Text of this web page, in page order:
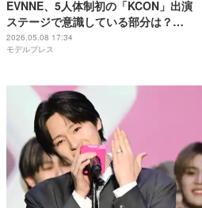
EVNNE、5人体制初の「KCON」出演
ステージで意識している部分は？
【KCON JAPAN 2026／レッドカーペ
ット】
2026.05.08 17:34
モデルプレス